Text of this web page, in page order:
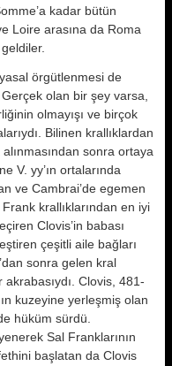
kadar bütün
Loire arasına da Roma
örgütlenmesi de
olan bir şey varsa,
olmayışı ve birçok
Bilinen krallıklardan
sonra ortaya
V. yy’ın ortalarında
ve Cambrai’de egemen
krallıklarından en iyi
Clovis’in babası
çeşitli aile bağları
sonra gelen kral
Clovis, 481-
kuzeyine yerleşmiş olan
hüküm sürdü.
Sal Franklarının
başlatan da Clovis